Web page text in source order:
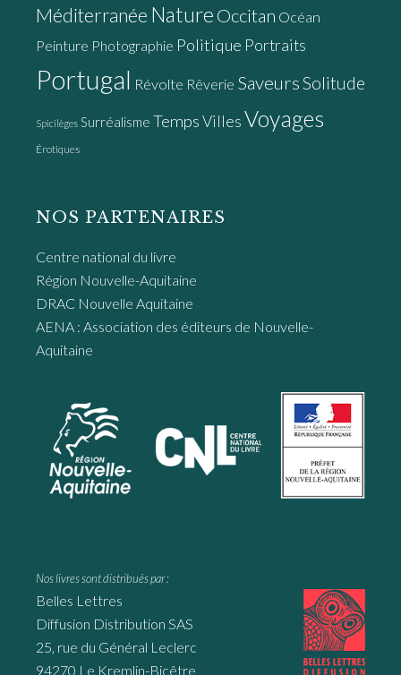
Méditerranée Nature Occitan Océan
Peinture Photographie Politique Portraits
Portugal Révolte Rêverie Saveurs Solitude
Spicilèges Surréalisme TempsVillesVoyages
Érotiques
NOS PARTENAIRES
Centre national du livre
Région Nouvelle-Aquitaine
DRAC Nouvelle Aquitaine
AENA : Association des éditeurs de Nouvelle-
Aquitaine
Nos livres sont distribués par :
Belles Lettres
Diffusion Distribution SAS
25, rue du Général Leclerc
94270 Le Kremlin-Bicêtre